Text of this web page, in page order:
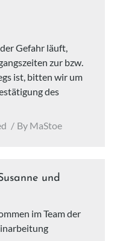
Gefahr läuft,
zur bzw.
ist, bitten wir um
des
By MaStoe
und
im Team der